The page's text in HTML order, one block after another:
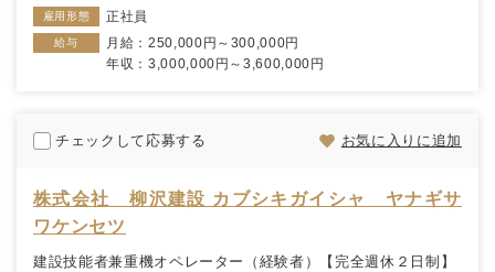
雇用形態 正社員
給与
月給：250,000円～300,000円
年収：3,000,000円～3,600,000円
チェックして応募する お気に入りに追加
株式会社 柳沢建設 カブシキガイシャ ヤナギサ
ワケンセツ
建設技能者兼重機オペレーター（経験者）【完全週休２日制】